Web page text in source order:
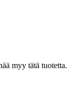
myy tätä tuotetta.